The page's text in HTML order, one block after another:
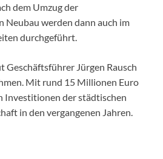
dem Umzug der
Neubau werden dann auch im
durchgeführt.
Geschäftsführer Jürgen Rausch
Mit rund 15 Millionen Euro
Investitionen der städtischen
in den vergangenen Jahren.